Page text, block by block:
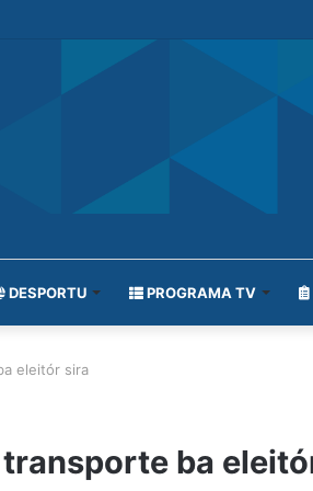
DESPORTU PROGRAMA TV
eleitór sira
transporte ba